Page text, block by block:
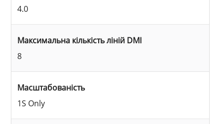
4.0
Максимальна кількість ліній DMI
8
Масштабованість
1S Only